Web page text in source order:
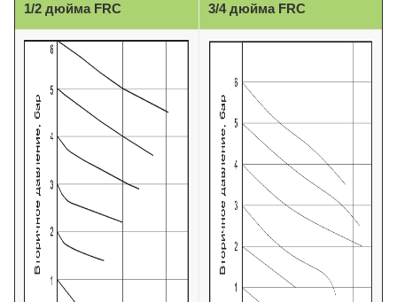
1/2 дюйма FRC 3/4 дюйма FRC